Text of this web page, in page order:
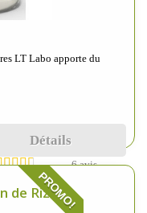
LT Labo apporte du
Détails
6 avis
de Riz...
PROMO!